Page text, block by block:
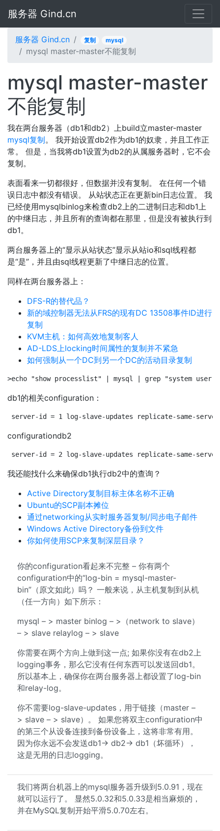
服务器 Gind.cn
服务器 Gind.cn 复制 mysql
mysql master-master不能复制
mysql master-master
不能复制
我在两台服务器（db1和db2）上build立master-master
mysql复制。 我开始设置db2作为db1的奴隶，并且工作正
常。 但是，当我将db1设置为db2的从属服务器时，它不会
复制。
表面看来一切都很好，但数据并没有复制。 在任何一个错
误日志中都没有错误。 从站状态正在更新bin日志位置。 我
已经使用mysqlbinlog来检查db2上的二进制日志和db1上
的中继日志，并且所有的查询都在那里，但是没有被执行到
db1。
两台服务器上的“显示从站状态”显示从站io和sql线程都
是“是”，并且由sql线程更新了中继日志的位置。
同样在两台服务器上：
DFS-R的替代品？
新的域控制器无法从FRS的现有DC 13508事件ID进行
复制
KVM主机：如何高效地复制客人
AD-LDS上locking时间属性的复制并不紧急
如何强制从一个DC到另一个DC的活动目录复制
>echo "show processlist" | mysql | grep "system user"
db1的相关configuration：
server-id = 1 log-slave-updates replicate-same-
configurationdb2
server-id = 2 log-slave-updates replicate-same-
我还能找什么来确保db1执行db2中的查询？
Active Directory复制目标主体名称不正确
Ubuntu的SCP副本摊位
通过networking从实时服务器复制/同步电子邮件
Windows Active Directory备份到文件
你如何使用SCP来复制深层目录？
你的configuration看起来不完整 – 你有两个
configuration中的“log-bin = mysql-master-
bin”（原文如此）吗？ 一般来说，从主机复制到从机
（任一方向）如下所示：
mysql – > master binlog – >（network to slave）
– > slave relaylog – > slave
你需要在两个方向上做到这一点; 如果你没有在db2上
logging事务，那么它没有任何东西可以发送回db1。
所以基本上，确保你在两台服务器上都设置了log-bin
和relay-log。
你不需要log-slave-updates，用于链接（master –
> slave – > slave）。 如果您将双主configuration中
的第三个从设备连接到备份设备上，这将非常有用。
因为你永远不会发送db1-> db2-> db1（坏循环），
这是无用的日志logging。
我们将两台机器上的mysql服务器升级到5.0.91，现在
就可以运行了。 显然5.0.32和5.0.33是相当麻烦的，
并在MySQL复制开始平滑5.0.70左右。